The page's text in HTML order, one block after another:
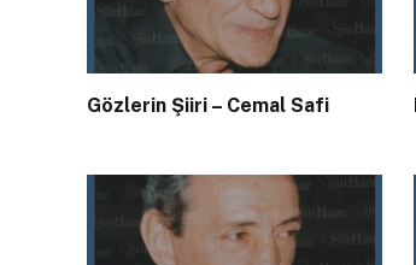
Gözlerin Şiiri – Cemal Safi